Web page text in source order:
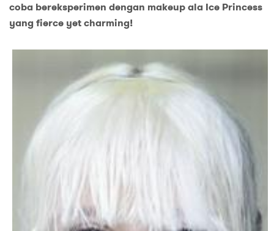
coba bereksperimen dengan makeup ala Ice Princess
yang fierce yet charming!